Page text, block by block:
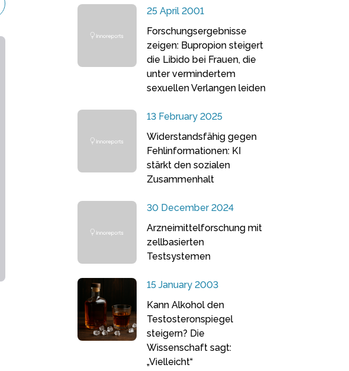
25 April 2001
Forschungsergebnisse
zeigen: Bupropion steigert
die Libido bei Frauen, die
unter vermindertem
sexuellen Verlangen leiden
13 February 2025
Widerstandsfähig gegen
Fehlinformationen: KI
stärkt den sozialen
Zusammenhalt
30 December 2024
Arzneimittelforschung mit
zellbasierten
Testsystemen
15 January 2003
Kann Alkohol den
Testosteronspiegel
steigern? Die
Wissenschaft sagt:
„Vielleicht“